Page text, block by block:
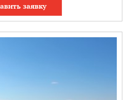
заявку